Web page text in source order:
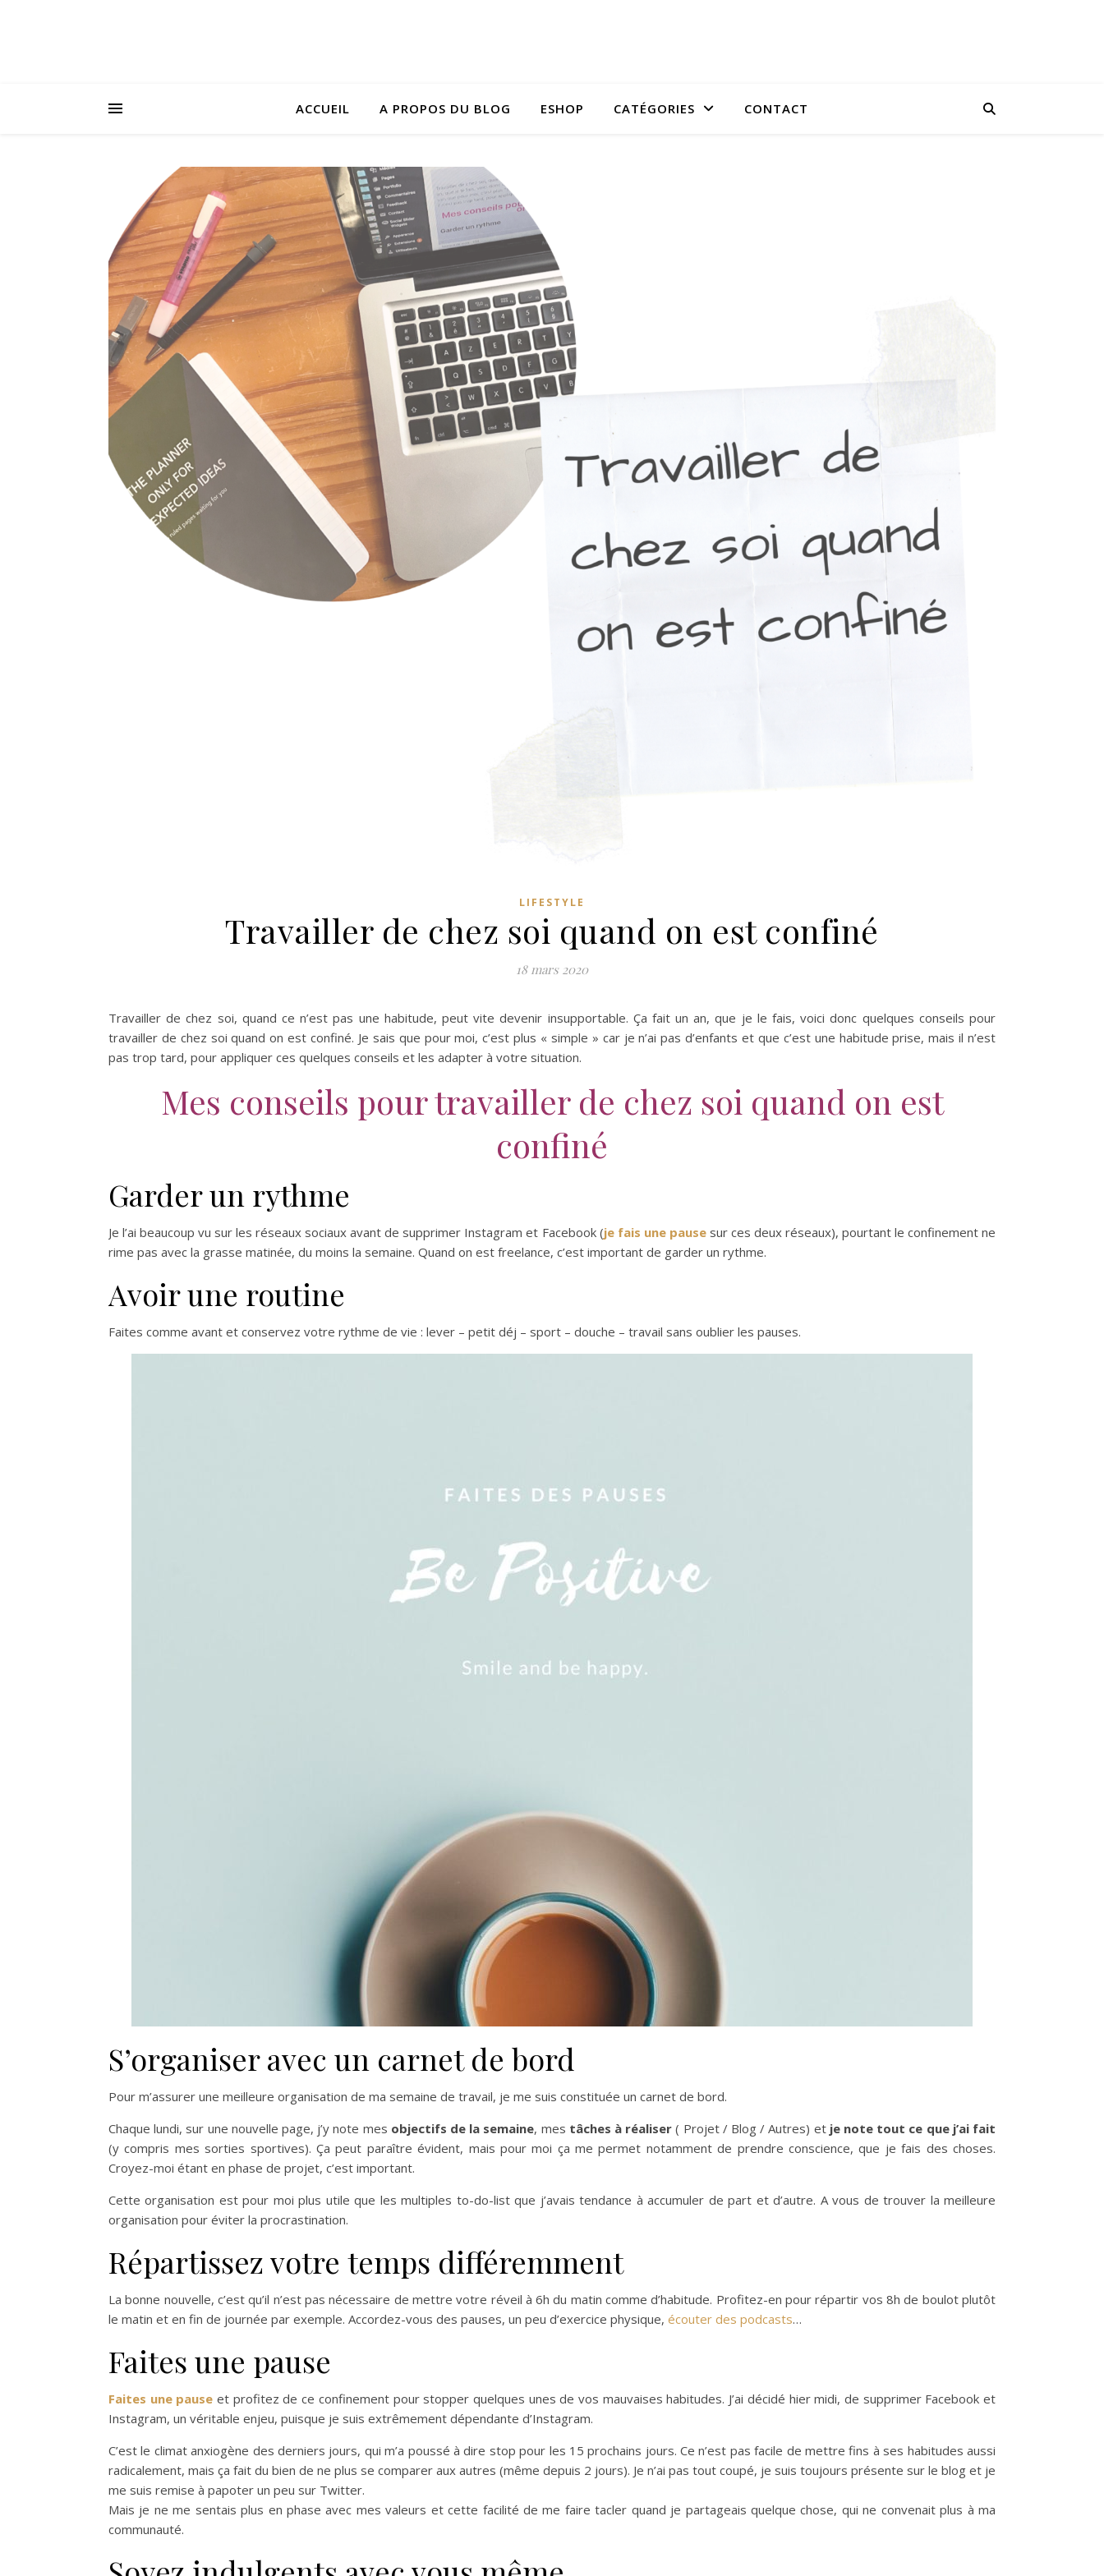
ACCUEIL A PROPOS DU BLOG ESHOP CATÉGORIES CONTACT
LIFESTYLE
Travailler de chez soi quand on est confiné
18 mars 2020
Travailler de chez soi, quand ce n’est pas une habitude, peut vite devenir insupportable. Ça fait un an, que je le fais, voici donc quelques conseils pour
travailler de chez soi quand on est confiné. Je sais que pour moi, c’est plus « simple » car je n’ai pas d’enfants et que c’est une habitude prise, mais il n’est
pas trop tard, pour appliquer ces quelques conseils et les adapter à votre situation.
Mes conseils pour travailler de chez soi quand on est
confiné
Garder un rythme
Je l’ai beaucoup vu sur les réseaux sociaux avant de supprimer Instagram et Facebook (je fais une pausesur ces deux réseaux), pourtant le confinement ne
rime pas avec la grasse matinée, du moins la semaine. Quand on est freelance, c’est important de garder un rythme.
Avoir une routine
Faites comme avant et conservez votre rythme de vie : lever – petit déj – sport – douche – travail sans oublier les pauses.
S’organiser avec un carnet de bord
Pour m’assurer une meilleure organisation de ma semaine de travail, je me suis constituée un carnet de bord.
Chaque lundi, sur une nouvelle page, j’y note mes objectifs de la semaine, mes tâches à réaliser ( Projet / Blog / Autres) et je note tout ce que j’ai fait
(y compris mes sorties sportives). Ça peut paraître évident, mais pour moi ça me permet notamment de prendre conscience, que je fais des choses.
Croyez-moi étant en phase de projet, c’est important.
Cette organisation est pour moi plus utile que les multiples to-do-list que j’avais tendance à accumuler de part et d’autre. A vous de trouver la meilleure
organisation pour éviter la procrastination.
Répartissez votre temps différemment
La bonne nouvelle, c’est qu’il n’est pas nécessaire de mettre votre réveil à 6h du matin comme d’habitude. Profitez-en pour répartir vos 8h de boulot plutôt
le matin et en fin de journée par exemple. Accordez-vous des pauses, un peu d’exercice physique, écouter des podcasts…
Faites une pause
Faites une pause et profitez de ce confinement pour stopper quelques unes de vos mauvaises habitudes. J’ai décidé hier midi, de supprimer Facebook et
Instagram, un véritable enjeu, puisque je suis extrêmement dépendante d’Instagram.
C’est le climat anxiogène des derniers jours, qui m’a poussé à dire stop pour les 15 prochains jours. Ce n’est pas facile de mettre fins à ses habitudes aussi
radicalement, mais ça fait du bien de ne plus se comparer aux autres (même depuis 2 jours). Je n’ai pas tout coupé, je suis toujours présente sur le blog et je
me suis remise à papoter un peu sur Twitter.
Mais je ne me sentais plus en phase avec mes valeurs et cette facilité de me faire tacler quand je partageais quelque chose, qui ne convenait plus à ma
communauté.